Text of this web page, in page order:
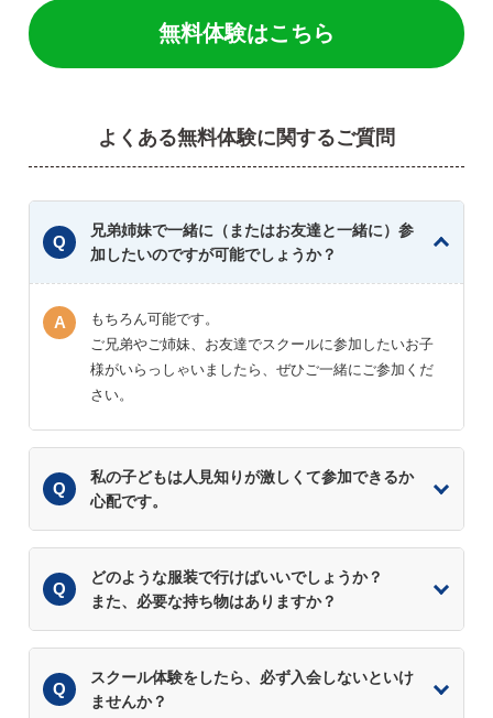
無料体験はこちら
よくある無料体験に関するご質問
兄弟姉妹で一緒に（またはお友達と一緒に）参
加したいのですが可能でしょうか？
もちろん可能です。
ご兄弟やご姉妹、お友達でスクールに参加したいお子
様がいらっしゃいましたら、ぜひご一緒にご参加くだ
さい。
私の子どもは人見知りが激しくて参加できるか
心配です。
どのような服装で行けばいいでしょうか？
また、必要な持ち物はありますか？
スクール体験をしたら、必ず入会しないといけ
ませんか？